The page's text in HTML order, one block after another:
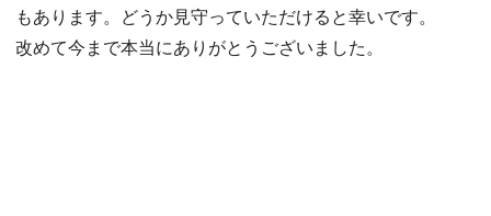
もあります。どうか見守っていただけると幸いです。
改めて今まで本当にありがとうございました。